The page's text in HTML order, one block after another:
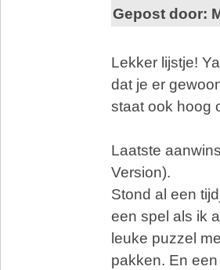
Gepost door:
Lekker lijstje!
dat je er
staat ook hoog
Laatste
Version).
Stond al een
een spel als ik
leuke puzzel
pakken. En